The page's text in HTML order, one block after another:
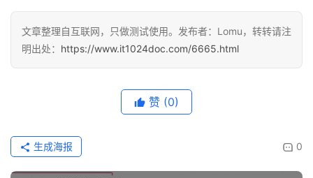
文章整理自互联网，只做测试使用。发布者：Lomu，转转请注
明出处： https://www.it1024doc.com/6665.html
赞 (0)
0
生成海报